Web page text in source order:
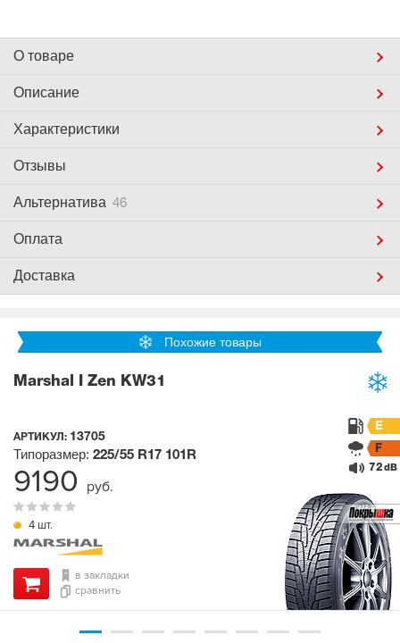
О товаре
Описание
Характеристики
Отзывы
Альтернатива 46
Оплата
Доставка
Похожие товары
Marshal I Zen KW31
АРТИКУЛ: 13705
4 шт.
Типоразмер: 225/55 R17 101R
E
F
72 dB
в закладки
сравнить
9190 руб.